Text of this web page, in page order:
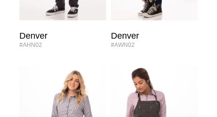
Denver
#AHN02
Denver
#AWN02